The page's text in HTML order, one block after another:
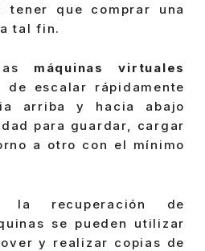
tener que comprar una
tal fin.
máquinas virtuales
escalar rápidamente
arriba y hacia abajo
para guardar, cargar
a otro con el mínimo
recuperación de
se pueden utilizar
y realizar copias de